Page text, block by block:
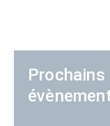
Prochains